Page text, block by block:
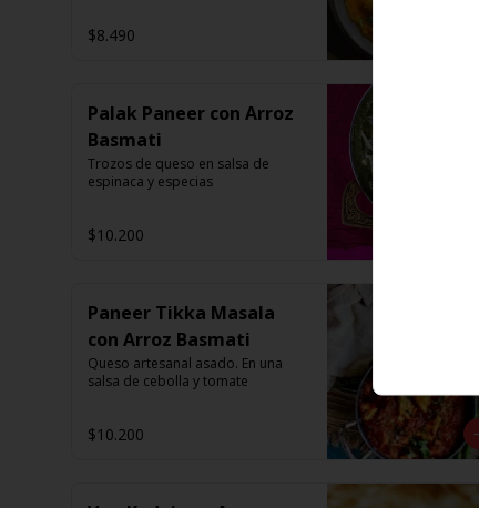
$8.490
Palak Paneer con Arroz
Basmati
Trozos de queso en salsa de
espinaca y especias
$10.200
Paneer Tikka Masala
con Arroz Basmati
Queso artesanal asado. En una
salsa de cebolla y tomate
$10.200